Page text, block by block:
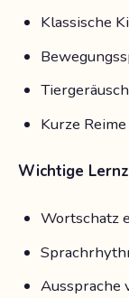
Klassische
Kurze
Wichtige
Wortschatz
Aussprache